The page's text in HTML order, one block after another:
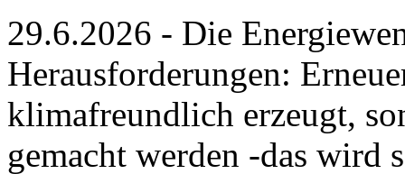
29.6.2026 - Die
Herausforderungen:
klimafreundlich erzeugt,
gemacht werden -das wird